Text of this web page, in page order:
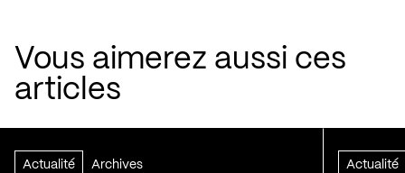
Vous aimerez aussi ces
articles
Actualité Archives Actualité